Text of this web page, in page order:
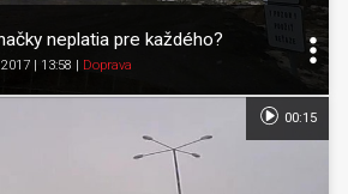
neplatia pre každého?
| 13:58 | Doprava
00:15